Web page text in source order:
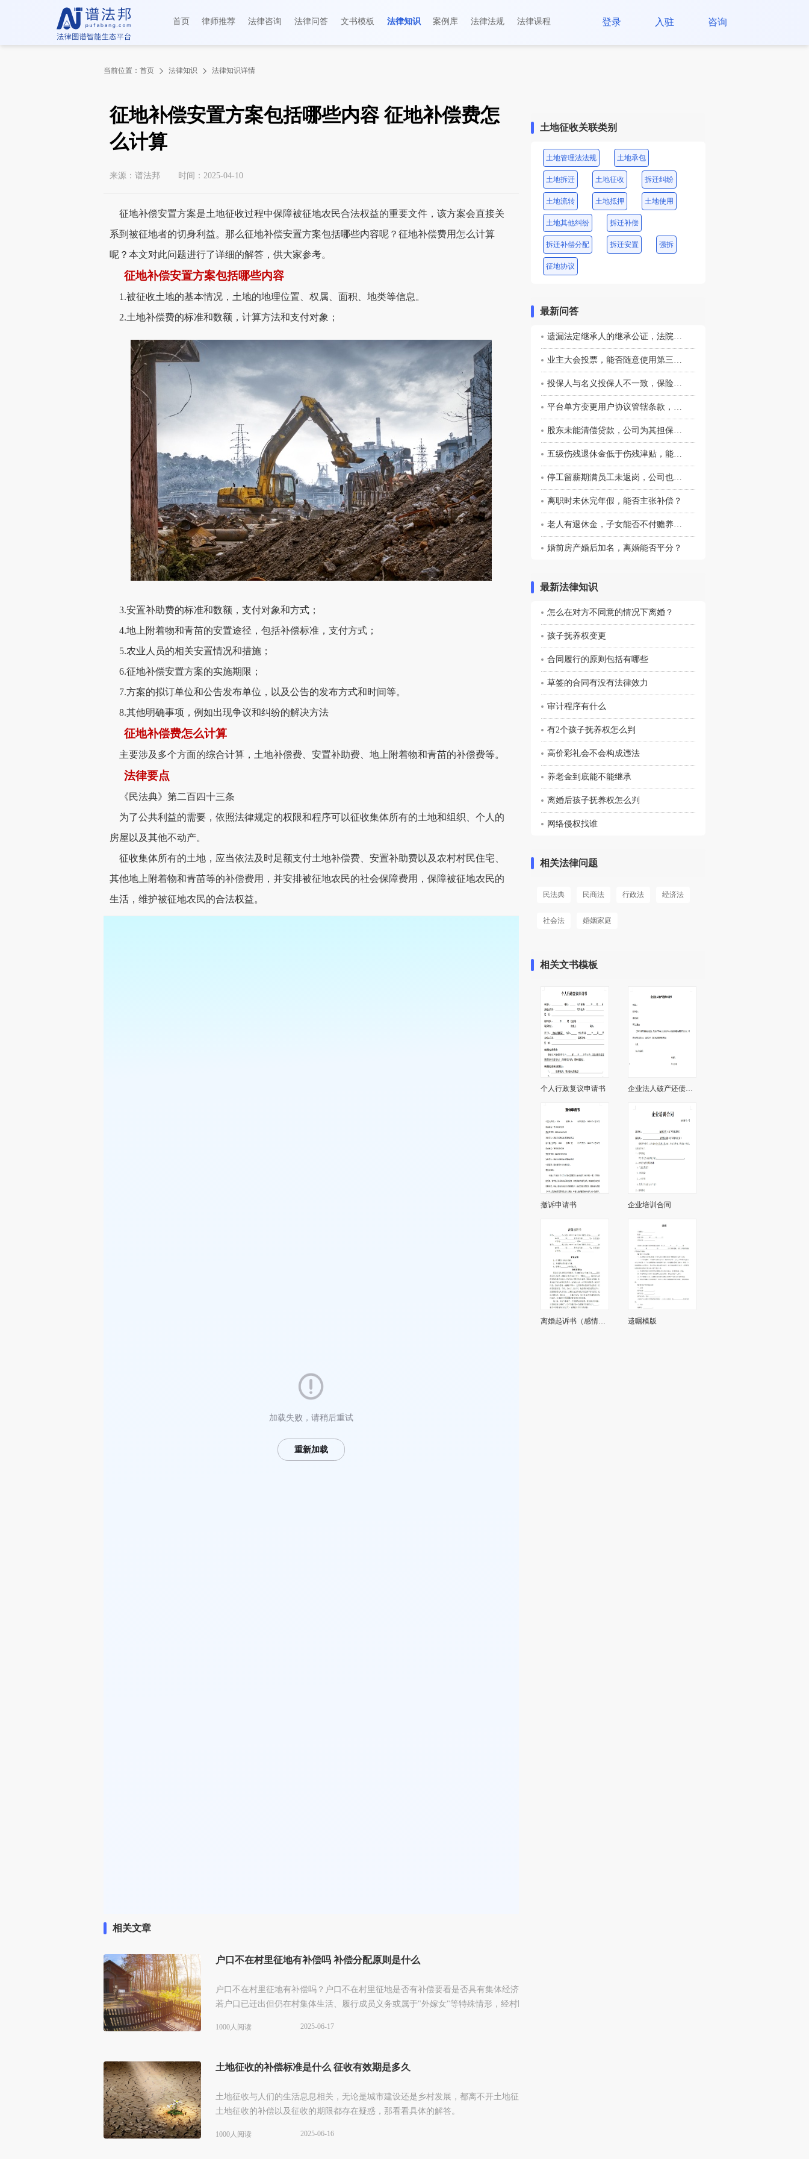
首页 律师推荐 法律咨询 法律问答 文书模板 法律知识 案例库 法律法规 法律课程 登录 入驻 咨询
当前位置： 首页 法律知识 法律知识详情
征地补偿安置方案包括哪些内容 征地补偿费怎
么计算
来源：谱法邦 时间：2025-04-10
征地补偿安置方案是土地征收过程中保障被征地农民合法权益的重要文件，该方案会直接关
系到被征地者的切身利益。那么征地补偿安置方案包括哪些内容呢？征地补偿费用怎么计算
呢？本文对此问题进行了详细的解答，供大家参考。
征地补偿安置方案包括哪些内容
1.被征收土地的基本情况，土地的地理位置、权属、面积、地类等信息。
2.土地补偿费的标准和数额，计算方法和支付对象；
3.安置补助费的标准和数额，支付对象和方式；
4.地上附着物和青苗的安置途径，包括补偿标准，支付方式；
5.农业人员的相关安置情况和措施；
6.征地补偿安置方案的实施期限；
7.方案的拟订单位和公告发布单位，以及公告的发布方式和时间等。
8.其他明确事项，例如出现争议和纠纷的解决方法
征地补偿费怎么计算
主要涉及多个方面的综合计算，土地补偿费、安置补助费、地上附着物和青苗的补偿费等。
法律要点
《民法典》第二百四十三条
为了公共利益的需要，依照法律规定的权限和程序可以征收集体所有的土地和组织、个人的
房屋以及其他不动产。
征收集体所有的土地，应当依法及时足额支付土地补偿费、安置补助费以及农村村民住宅、
其他地上附着物和青苗等的补偿费用，并安排被征地农民的社会保障费用，保障被征地农民的
生活，维护被征地农民的合法权益。
相关文章
户口不在村里征地有补偿吗 补偿分配原则是什么
户口不在村里征地有补偿吗？户口不在村里征地是否有补偿要看是否具有集体经济组织成员资格，
若户口已迁出但仍在村集体生活、履行成员义务或属于"外嫁女"等特殊情形，经村民会议表决通过
容。
1000人阅读 2025-06-17
土地征收的补偿标准是什么 征收有效期是多久
土地征收与人们的生活息息相关，无论是城市建设还是乡村发展，都离不开土地征收。但许多人多
土地征收的补偿以及征收的期限都存在疑惑，那看看具体的解答。
1000人阅读 2025-06-16
土地征收关联类别
土地管理法法规 土地承包
土地拆迁 土地征收 拆迁纠纷
土地流转 土地抵押 土地使用
土地其他纠纷 拆迁补偿
拆迁补偿分配 拆迁安置 强拆
征地协议
最新问答
遗漏法定继承人的继承公证，法院应如何认定其效力？
业主大会投票，能否随意使用第三方小程序？
投保人与名义投保人不一致，保险合同是否有效？
平台单方变更用户协议管辖条款，对用户是否有效？
股东未能清偿贷款，公司为其担保是否承担连带责任？
五级伤残退休金低于伤残津贴，能否补差额？
停工留薪期满员工未返岗，公司也未通知，该如何处理？
离职时未休完年假，能否主张补偿？
老人有退休金，子女能否不付赡养费？
婚前房产婚后加名，离婚能否平分？
最新法律知识
怎么在对方不同意的情况下离婚？
孩子抚养权变更
合同履行的原则包括有哪些
草签的合同有没有法律效力
审计程序有什么
有2个孩子抚养权怎么判
​高价彩礼会不会构成违法
养老金到底能不能继承
离婚后孩子抚养权怎么判
网络侵权找谁
相关法律问题
民法典 民商法 行政法 经济法
社会法 婚姻家庭
相关文书模板
个人行政复议申请书 企业法人破产还债申请书
撤诉申请书 企业培训合同
离婚起诉书（感情破裂）版本 遗嘱模版